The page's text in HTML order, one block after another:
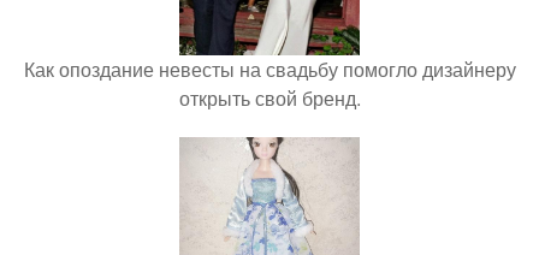
Как опоздание невесты на свадьбу помогло дизайнеру
открыть свой бренд.